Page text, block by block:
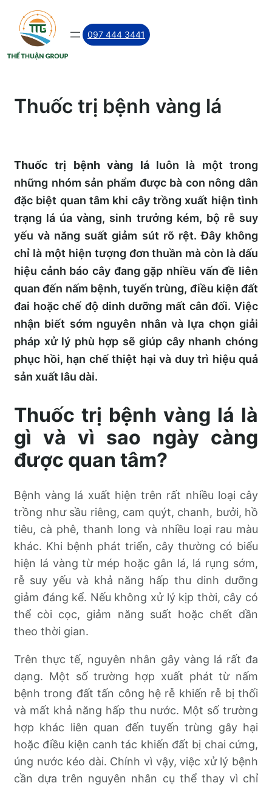
Skip
content
097 444 3441
Thuốc trị bệnh vàng lá
Thuốc trị bệnh vàng láluôn là một trong
những nhóm sản phẩm được bà con nông dân
đặc biệt quan tâm khi cây trồng xuất hiện tình
trạng lá úa vàng, sinh trưởng kém, bộ rễ suy
yếu và năng suất giảm sút rõ rệt. Đây không
chỉ là một hiện tượng đơn thuần mà còn là dấu
hiệu cảnh báo cây đang gặp nhiều vấn đề liên
quan đến nấm bệnh, tuyến trùng, điều kiện đất
đai hoặc chế độ dinh dưỡng mất cân đối. Việc
nhận biết sớm nguyên nhân và lựa chọn giải
pháp xử lý phù hợp sẽ giúp cây nhanh chóng
phục hồi, hạn chế thiệt hại và duy trì hiệu quả
sản xuất lâu dài.
Thuốc trị bệnh vàng lá là
gì và vì sao ngày càng
được quan tâm?
Bệnh vàng lá xuất hiện trên rất nhiều loại cây
trồng như sầu riêng, cam quýt, chanh, bưởi, hồ
tiêu, cà phê, thanh long và nhiều loại rau màu
khác. Khi bệnh phát triển, cây thường có biểu
hiện lá vàng từ mép hoặc gân lá, lá rụng sớm,
rễ suy yếu và khả năng hấp thu dinh dưỡng
giảm đáng kể. Nếu không xử lý kịp thời, cây có
thể còi cọc, giảm năng suất hoặc chết dần
theo thời gian.
Trên thực tế, nguyên nhân gây vàng lá rất đa
dạng. Một số trường hợp xuất phát từ nấm
bệnh trong đất tấn công hệ rễ khiến rễ bị thối
và mất khả năng hấp thu nước. Một số trường
hợp khác liên quan đến tuyến trùng gây hại
hoặc điều kiện canh tác khiến đất bị chai cứng,
úng nước kéo dài. Chính vì vậy, việc xử lý bệnh
cần dựa trên nguyên nhân cụ thể thay vì chỉ